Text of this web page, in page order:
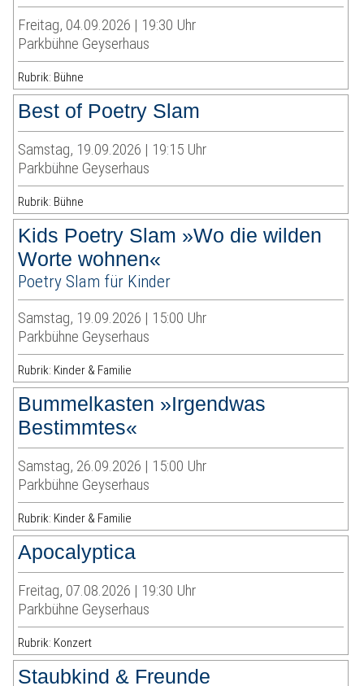
Freitag, 04.09.2026 | 19:30 Uhr
Parkbühne Geyserhaus
Rubrik: Bühne
Best of Poetry Slam
Samstag, 19.09.2026 | 19:15 Uhr
Parkbühne Geyserhaus
Rubrik: Bühne
Kids Poetry Slam »Wo die wilden
Worte wohnen«
Poetry Slam für Kinder
Samstag, 19.09.2026 | 15:00 Uhr
Parkbühne Geyserhaus
Rubrik: Kinder & Familie
Bummelkasten »Irgendwas
Bestimmtes«
Samstag, 26.09.2026 | 15:00 Uhr
Parkbühne Geyserhaus
Rubrik: Kinder & Familie
Apocalyptica
Freitag, 07.08.2026 | 19:30 Uhr
Parkbühne Geyserhaus
Rubrik: Konzert
Staubkind & Freunde